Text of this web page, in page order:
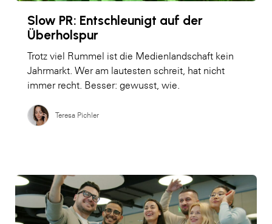
Slow PR: Entschleunigt auf der
Überholspur
Trotz viel Rummel ist die Medienlandschaft kein
Jahrmarkt. Wer am lautesten schreit, hat nicht
immer recht. Besser: gewusst, wie.
Teresa Pichler